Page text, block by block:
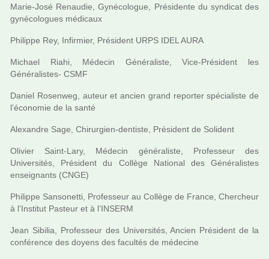
Marie-José Renaudie, Gynécologue, Présidente du syn­di­cat des
gyné­co­lo­gues médi­caux
Philippe Rey, Infirmier, Président URPS IDEL AURA
Michael Riahi, Médecin Généraliste, Vice-Président les
Généralistes- CSMF
Daniel Rosenweg, auteur et ancien grand repor­ter spé­cia­liste de
l’économie de la santé
Alexandre Sage, Chirurgien-den­tiste, Président de Solident
Olivier Saint-Lary, Médecin géné­ra­liste, Professeur des
Universités, Président du Collège National des Généralistes
ensei­gnants (CNGE)
Philippe Sansonetti, Professeur au Collège de France, Chercheur
à l’Institut Pasteur et à l’INSERM
Jean Sibilia, Professeur des Universités, Ancien Président de la
confé­rence des doyens des facultés de méde­cine